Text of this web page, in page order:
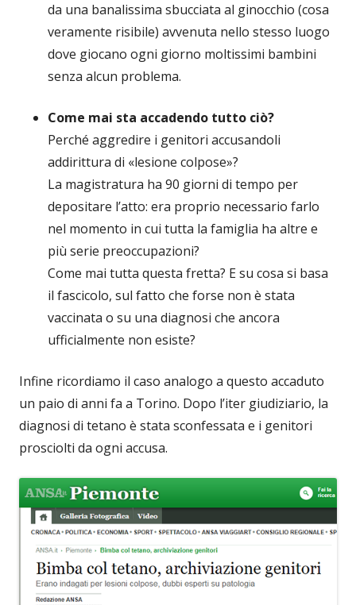
da una banalissima sbucciata al ginocchio (cosa
veramente risibile) avvenuta nello stesso luogo
dove giocano ogni giorno moltissimi bambini
senza alcun problema.
Come mai sta accadendo tutto ciò?
Perché aggredire i genitori accusandoli
addirittura di «lesione colpose»?
La magistratura ha 90 giorni di tempo per
depositare l’atto: era proprio necessario farlo
nel momento in cui tutta la famiglia ha altre e
più serie preoccupazioni?
Come mai tutta questa fretta? E su cosa si basa
il fascicolo, sul fatto che forse non è stata
vaccinata o su una diagnosi che ancora
ufficialmente non esiste?
Infine ricordiamo il caso analogo a questo accaduto
un paio di anni fa a Torino. Dopo l’iter giudiziario, la
diagnosi di tetano è stata sconfessata e i genitori
prosciolti da ogni accusa.